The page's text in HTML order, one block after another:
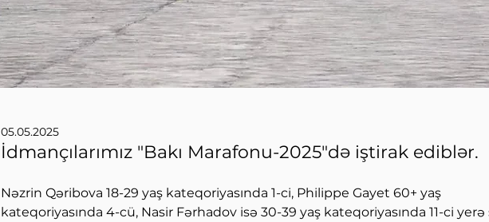
05.05.2025
İdmançılarımız "Bakı Marafonu-2025"də iştirak ediblər.
Nəzrin Qəribova 18-29 yaş kateqoriyasında 1-ci, Philippe Gayet 60+ yaş
kateqoriyasında 4-cü, Nasir Fərhadov isə 30-39 yaş kateqoriyasında 11-ci yerə